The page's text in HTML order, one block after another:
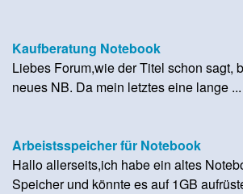
Kaufberatung Notebook
Liebes Forum,wie der Titel schon sagt,
neues NB. Da mein letztes eine lange ...
Arbeistsspeicher für Notebook
Hallo allerseits,ich habe ein altes
Speicher und könnte es auf 1GB